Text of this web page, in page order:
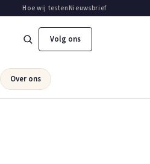
Hoe wij testenNieuwsbrief
Volg ons
Over ons